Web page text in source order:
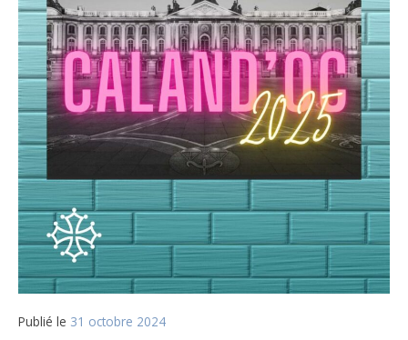
Publié le 31 octobre 2024